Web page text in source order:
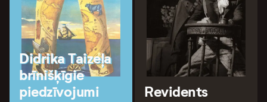
Didrika Taizeļa
brīnišķīgie
piedzīvojumi
Revidents